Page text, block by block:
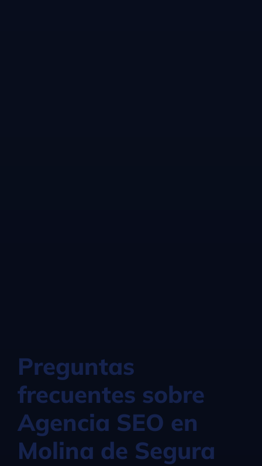
Preguntas
frecuentes sobre
Agencia SEO en
Molina de Segura